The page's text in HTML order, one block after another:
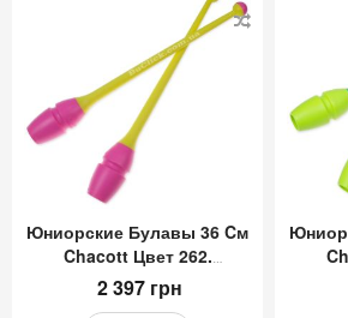
Юниорские Булавы 36 Cм
Chacott Цвет 262.
Розовый-Желтый
2 397 грн